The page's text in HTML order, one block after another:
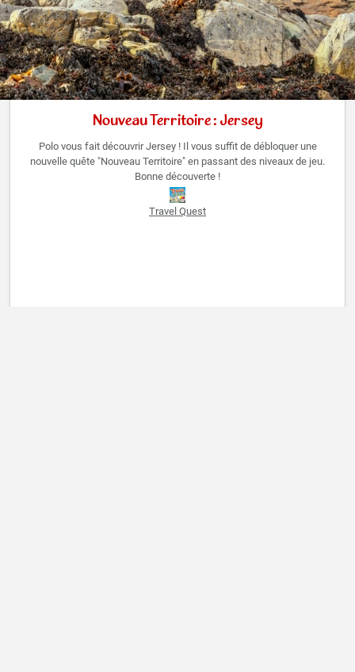
Nouveau Territoire : Jersey
Polo vous fait découvrir Jersey ! Il vous suffit de débloquer une
nouvelle quête "Nouveau Territoire" en passant des niveaux de jeu.
Bonne découverte !
Travel Quest